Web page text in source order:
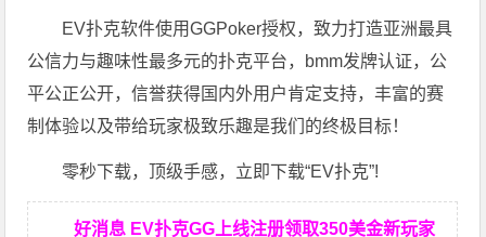
EV扑克软件使用GGPoker授权，致力打造亚洲最具
公信力与趣味性最多元的扑克平台，bmm发牌认证，公
平公正公开，信誉获得国内外用户肯定支持，丰富的赛
制体验以及带给玩家极致乐趣是我们的终极目标！
零秒下载，顶级手感，立即下载“EV扑克”!
好消息 EV扑克GG上线注册领取350美金新玩家